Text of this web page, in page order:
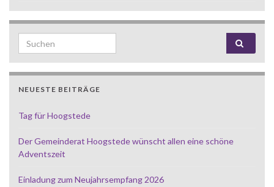
Search for:
NEUESTE BEITRÄGE
Tag für Hoogstede
Der Gemeinderat Hoogstede wünscht allen eine schöne
Adventszeit
Einladung zum Neujahrsempfang 2026